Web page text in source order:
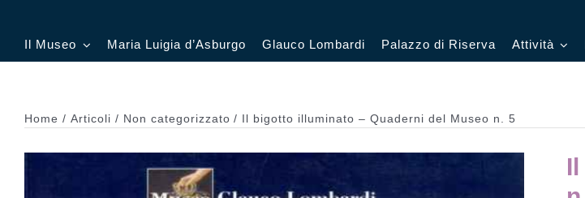
Il Museo
Sala Petitot Sala Affetti
Maria Luigia d’Asburgo Glauco Lombardi Palazzo di Riserva Attività
Didattica e
Home Articoli Non categorizzato Il bigotto illuminato – Quaderni del Museo n. 5